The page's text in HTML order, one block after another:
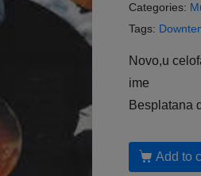
Categories:
Tags:
Novo,u
ime
Besplatana
Add to